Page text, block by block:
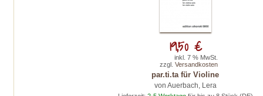
par.ti.ta für Violine
von Auerbach, Lera
19,50 €
inkl. 7 % MwSt.
zzgl. Versandkosten